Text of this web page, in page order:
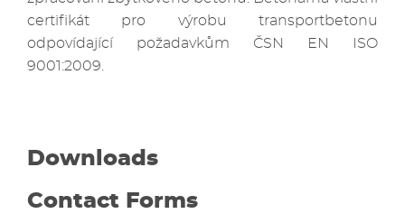
certifikát pro výrobu transportbetonu
odpovídající požadavkům ČSN EN ISO
9001:2009.
Downloads
Contact Forms